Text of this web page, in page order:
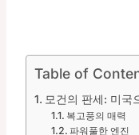
Table of
모건의 판세: 미국
복고풍의 매력
파워풀한 엔진